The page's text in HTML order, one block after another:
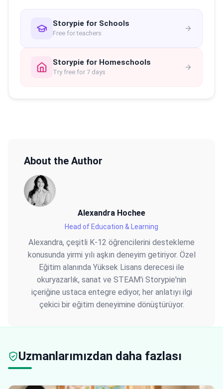
Storypie for Schools
Free for teachers
Storypie for Homeschools
Try free for 7 days
About the Author
Alexandra Hochee
Head of Education & Learning
Alexandra, çeşitli K-12 öğrencilerini destekleme
konusunda yirmi yılı aşkın deneyim getiriyor. Özel
Eğitim alanında Yüksek Lisans derecesi ile
okuryazarlık, sanat ve STEAM'i Storypie'nin
içeriğine ustaca entegre ediyor, her anlatıyı ilgi
çekici bir eğitim deneyimine dönüştürüyor.
Uzmanlarımızdan daha fazlası